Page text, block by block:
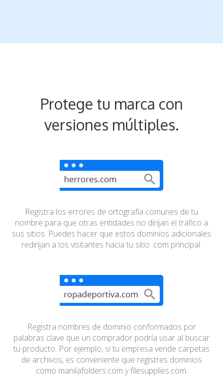
Protege tu marca con
versiones múltiples.
Registra los errores de ortografía comunes de tu
nombre para que otras entidades no dirijan el tráfico a
sus sitios. Puedes hacer que estos dominios adicionales
redirijan a los visitantes hacia tu sitio .com principal.
Registra nombres de dominio conformados por
palabras clave que un comprador podría usar al buscar
tu producto. Por ejemplo, si tu empresa vende carpetas
de archivos, es conveniente que registres dominios
como manilafolders.com y filesupplies.com.